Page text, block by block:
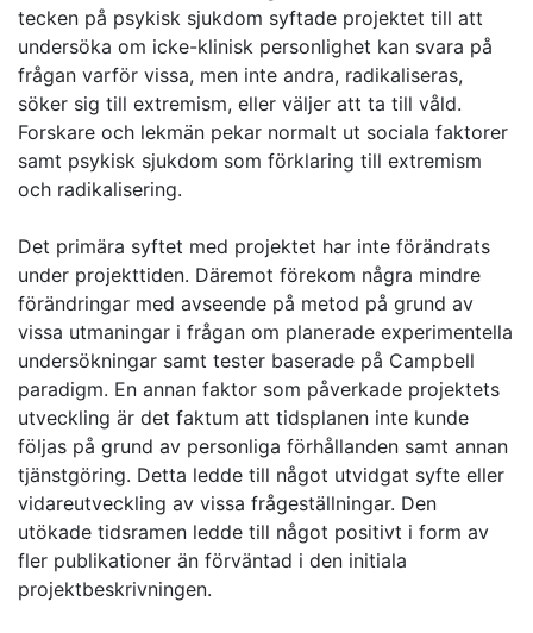
tecken på psykisk sjukdom syftade projektet till att
undersöka om icke-klinisk personlighet kan svara på
frågan varför vissa, men inte andra, radikaliseras,
söker sig till extremism, eller väljer att ta till våld.
Forskare och lekmän pekar normalt ut sociala faktorer
samt psykisk sjukdom som förklaring till extremism
och radikalisering.
Det primära syftet med projektet har inte förändrats
under projekttiden. Däremot förekom några mindre
förändringar med avseende på metod på grund av
vissa utmaningar i frågan om planerade experimentella
undersökningar samt tester baserade på Campbell
paradigm. En annan faktor som påverkade projektets
utveckling är det faktum att tidsplanen inte kunde
följas på grund av personliga förhållanden samt annan
tjänstgöring. Detta ledde till något utvidgat syfte eller
vidareutveckling av vissa frågeställningar. Den
utökade tidsramen ledde till något positivt i form av
fler publikationer än förväntad i den initiala
projektbeskrivningen.